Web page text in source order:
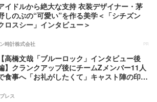
イドルから絶大な支持 衣装デザイナー・茅
しのぶの“可愛い”を作る美学＜「シチズン
ロスシー」インタビュー＞
時計株式会社 PR
【高橋文哉「ブルーロック」インタビュー後
】クランクアップ後にチームZメンバー11人
食事へ「お礼がしたくて」キャスト陣の印象
レス